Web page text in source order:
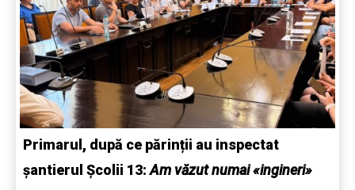
Primarul, după ce părinții au inspectat
șantierul Școlii 13:Am văzut numai «ingineri»